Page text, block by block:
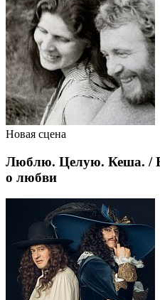
Новая сцена
Люблю. Целую. Кеша. /
о любви